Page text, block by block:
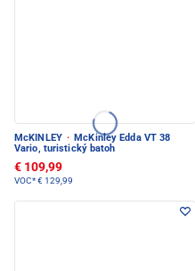
McKINLEY · McKinley Edda VT 38
Vario, turistický batoh
€ 109,99
VOC*€ 129,99